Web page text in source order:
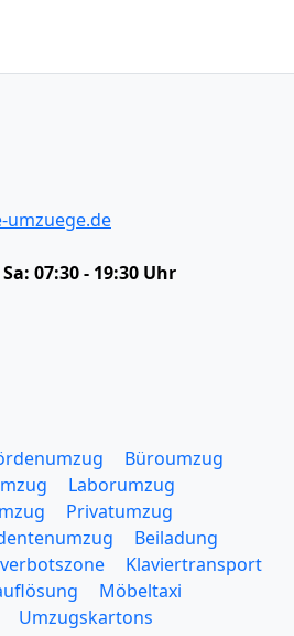
umzuege.de
07:30 - 19:30 Uhr
Büroumzug
Laborumzug
Privatumzug
Beiladung
Klaviertransport
Möbeltaxi
Umzugskartons